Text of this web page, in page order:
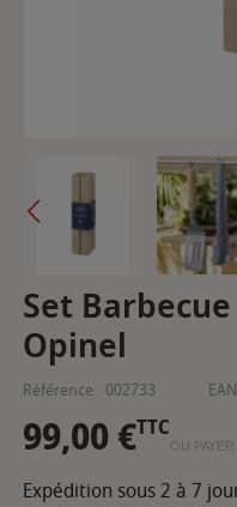
Set
Opinel
Référence : 002733
99,00 €TTC
OU PAYER
Expédition sous 2 à 7